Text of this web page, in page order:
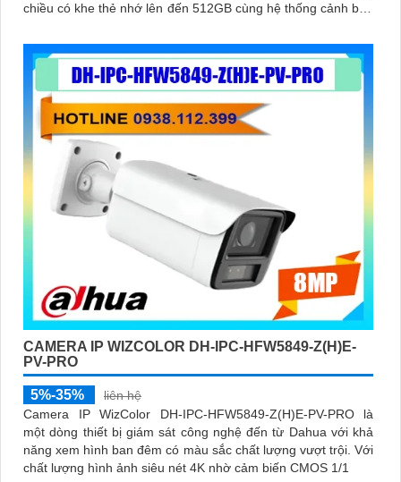
chiều có khe thẻ nhớ lên đến 512GB cùng hệ thống cảnh báo
CAMERA IP WIZCOLOR DH-IPC-HFW5849-Z(H)E-
PV-PRO
5%-35%
liên hệ
Camera IP WizColor DH-IPC-HFW5849-Z(H)E-PV-PRO là
một dòng thiết bị giám sát công nghệ đến từ Dahua với khả
năng xem hình ban đêm có màu sắc chất lượng vượt trội. Với
chất lượng hình ảnh siêu nét 4K nhờ cảm biến CMOS 1/1